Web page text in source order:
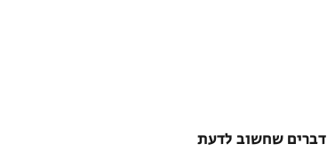
דברים שחשוב לדעת